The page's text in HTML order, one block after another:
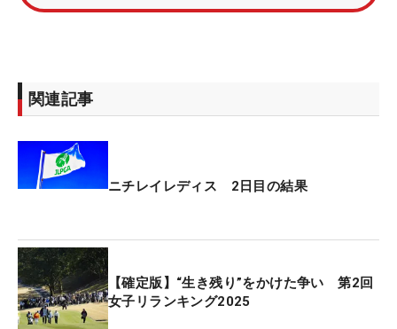
「ミスでしたが、3バウンド目で入った。入ってな
今大会終了後に第1回リランキングが実施される
ほぼ全試合に出場できることが見込まれるが、その
ボーダーラインまで約50pt差と大きな開きがある。
まま5人が並ぶ5位タイで終えたとしても、51.2ptを
獲得できる。ボーダー付近までひとっ飛び。まさに
一発逆転で“職場”確保となる。
関連記事
ニチレイレディス 2日目の結果
【確定版】“生き残り”をかけた争い 第2回
女子リランキング2025